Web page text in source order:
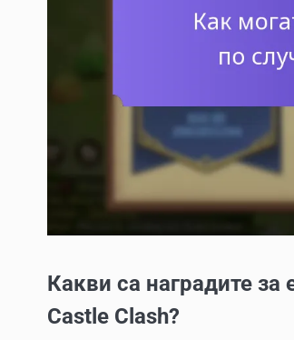
Какви са наградите за
Castle Clash?